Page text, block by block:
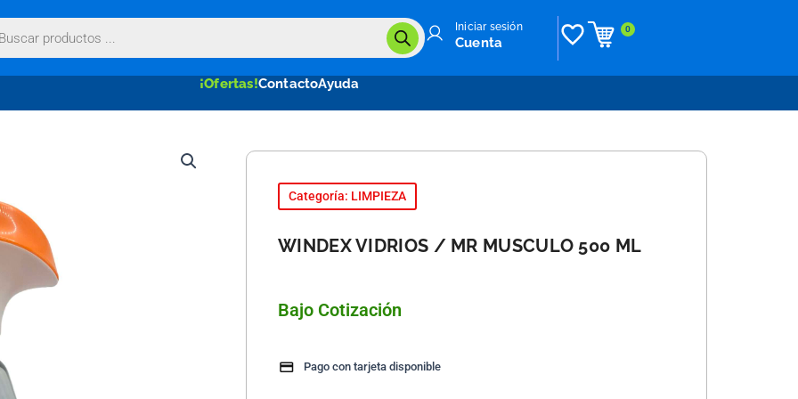
Iniciar sesión
Cuenta
0
¡Ofertas!ContactoAyuda
Categoría: LIMPIEZA
WINDEX VIDRIOS / MR MUSCULO 500 ML
Bajo Cotización
Pago con tarjeta disponible